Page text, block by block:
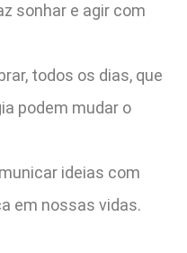
sonhar e agir com
todos os dias, que
podem mudar o
ideias com
em nossas vidas.